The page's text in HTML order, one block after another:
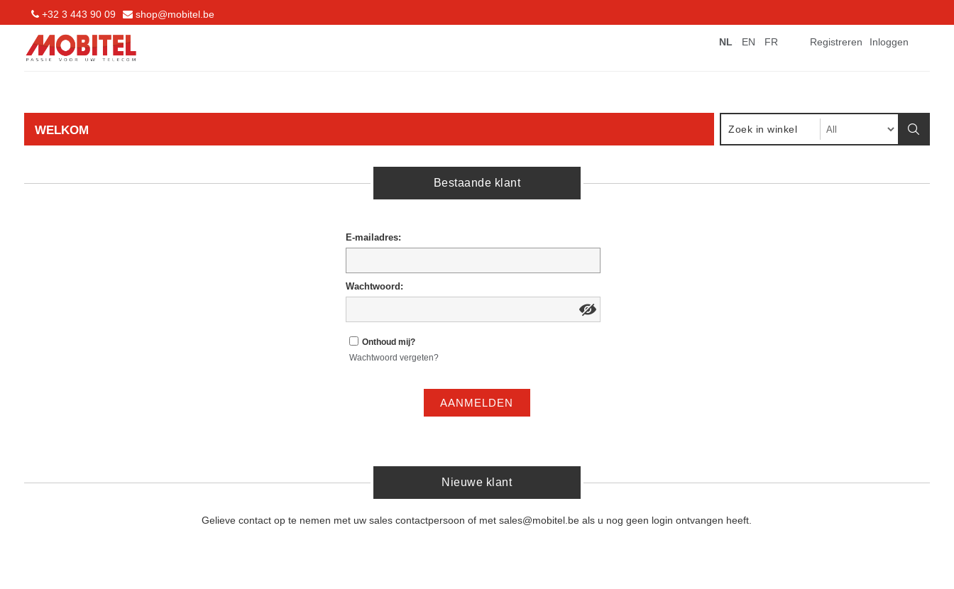
+32 3 443 90 09 shop@mobitel.be
Registreren Inloggen
NL EN FR
WELKOM
Bestaande klant
E-mailadres:
Wachtwoord:
Onthoud mij?
Wachtwoord vergeten?
AANMELDEN
Nieuwe klant
Gelieve contact op te nemen met uw sales contactpersoon of met sales@mobitel.be als u nog geen login ontvangen heeft.